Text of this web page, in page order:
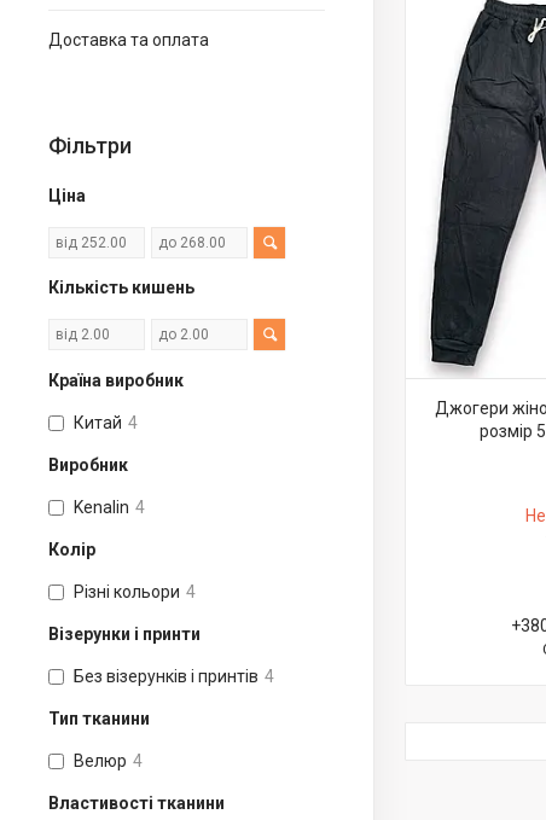
Доставка та оплата
Фільтри
Ціна
Кількість кишень
Країна виробник
Китай 4
Виробник
Kenalin 4
Колір
Різні кольори 4
Візерунки і принти
Без візерунків і принтів 4
Тип тканини
Велюр 4
Властивості тканини
Джогери
розмір